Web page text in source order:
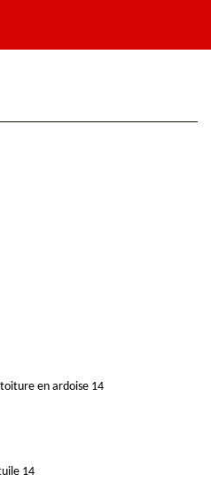
en ardoise 14
14